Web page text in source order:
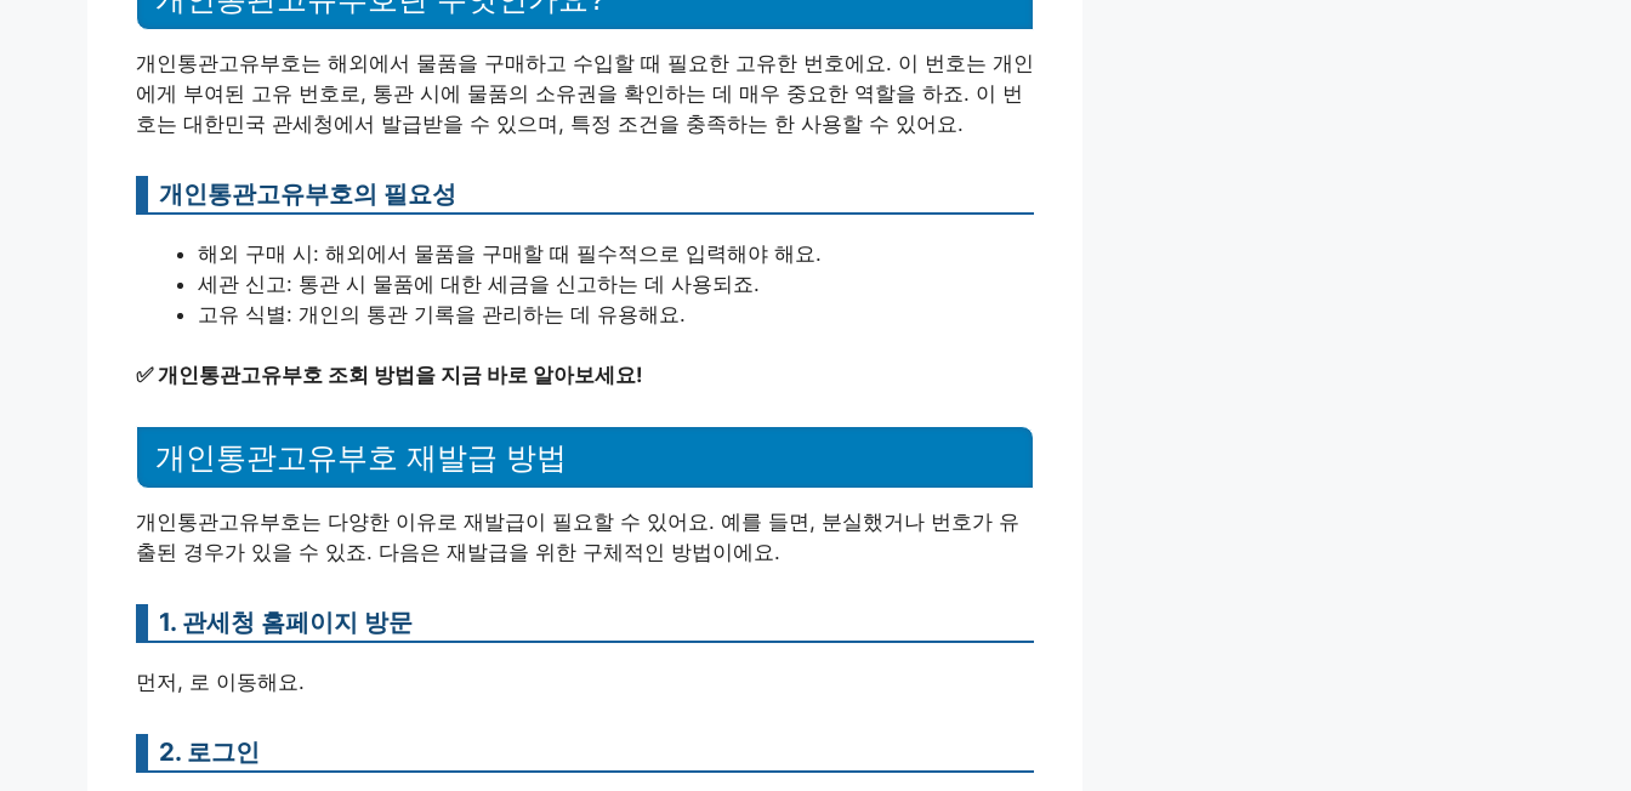
개인통관고유부호는 해외에서 물품을 구매하고 수입할 때 필요한 고유한 번호에요. 이 번호는 개인
에게 부여된 고유 번호로, 통관 시에 물품의 소유권을 확인하는 데 매우 중요한 역할을 하죠. 이 번
호는 대한민국 관세청에서 발급받을 수 있으며, 특정 조건을 충족하는 한 사용할 수 있어요.
개인통관고유부호의 필요성
해외 구매 시: 해외에서 물품을 구매할 때 필수적으로 입력해야 해요.
세관 신고: 통관 시 물품에 대한 세금을 신고하는 데 사용되죠.
고유 식별: 개인의 통관 기록을 관리하는 데 유용해요.
✅개인통관고유부호 조회 방법을 지금 바로 알아보세요!
개인통관고유부호 재발급 방법
개인통관고유부호는 다양한 이유로 재발급이 필요할 수 있어요. 예를 들면, 분실했거나 번호가 유
출된 경우가 있을 수 있죠. 다음은 재발급을 위한 구체적인 방법이에요.
1. 관세청 홈페이지 방문
먼저, 로 이동해요.
2. 로그인